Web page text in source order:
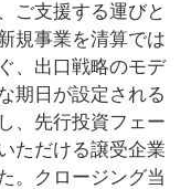
ご支援する運びと
規事業を清算では
、出口戦略のモデ
期日が設定される
、先行投資フェー
ただける譲受企業
。クロージング当